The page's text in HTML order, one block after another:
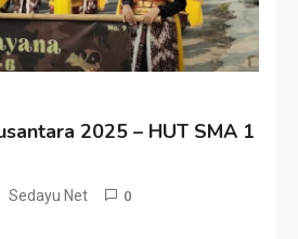
2025 – HUT SMA 1
Sedayu Net 0